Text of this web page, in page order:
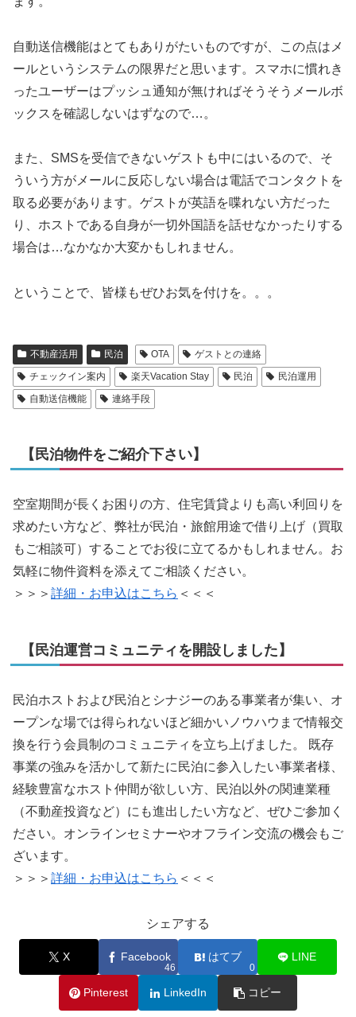
自動送信機能はとてもありがたいものですが、この点はメ
ールというシステムの限界だと思います。スマホに慣れき
ったユーザーはプッシュ通知が無ければそうそうメールボ
ックスを確認しないはずなので…。
また、SMSを受信できないゲストも中にはいるので、そ
ういう方がメールに反応しない場合は電話でコンタクトを
取る必要があります。ゲストが英語を喋れない方だった
り、ホストである自身が一切外国語を話せなかったりする
場合は…なかなか大変かもしれません。
ということで、皆様もぜひお気を付けを。。。
不動産活用 民泊 OTA
ゲストとの連絡
チェックイン案内
楽天Vacation Stay 民泊
民泊運用
自動送信機能
連絡手段
【民泊物件をご紹介下さい】
空室期間が長くお困りの方、住宅賃貸よりも高い利回りを
求めたい方など、弊社が民泊・旅館用途で借り上げ（買取
もご相談可）することでお役に立てるかもしれません。お
気軽に物件資料を添えてご相談ください。
＞＞＞ 詳細・お申込はこちら ＜＜＜
【民泊運営コミュニティを開設しました】
民泊ホストおよび民泊とシナジーのある事業者が集い、オ
ープンな場では得られないほど細かいノウハウまで情報交
換を行う会員制のコミュニティを立ち上げました。 既存
事業の強みを活かして新たに民泊に参入したい事業者様、
経験豊富なホスト仲間が欲しい方、民泊以外の関連業種
（不動産投資など）にも進出したい方など、ぜひご参加く
ださい。オンラインセミナーやオフライン交流の機会もご
ざいます。
＞＞＞ 詳細・お申込はこちら ＜＜＜
シェアする
X Facebook
46
はてブ
0
LINE
Pinterest LinkedIn コピー